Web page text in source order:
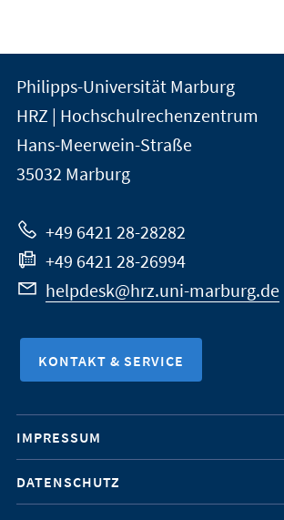
Kontakt
und
Informationen
zur
Website
der
Universität
Marburg
Philipps-Universität Marburg
HRZ | Hochschulrechenzentrum
Hans-Meerwein-Straße
35032 Marburg
+49 6421 28-28282
+49 6421 28-26994
helpdesk@hrz.uni-marburg.de
KONTAKT & SERVICE
Mobile-
Service-
Navigation
IMPRESSUM
DATENSCHUTZ